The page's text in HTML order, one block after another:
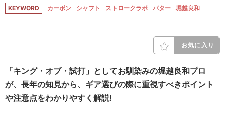
KEYWORD カーボン シャフト ストロークラボ パター 堀越良和
お気に入り
「キング・オブ・試打」としてお馴染みの堀越良和プロ
が、長年の知見から、ギア選びの際に重視すべきポイント
や注意点をわかりやすく解説!